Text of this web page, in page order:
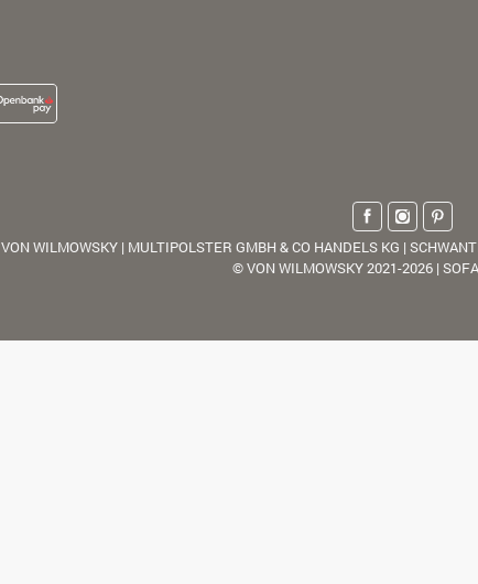
VON WILMOWSKY | MULTIPOLSTER GMBH & CO HANDELS KG |
© VON WILMOWSKY 2021-2026 |